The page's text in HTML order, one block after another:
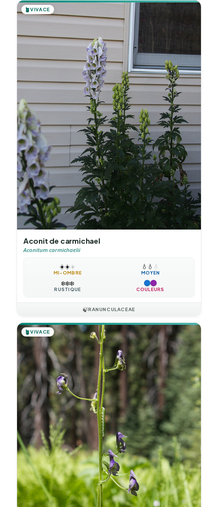
🪴VIVACE
Aconit de carmichael
Aconitum carmichaelii
☀️☀️☀️
MI-OMBRE
💧 💧 💧
MOYEN
❄️❄️❄️
RUSTIQUE COULEURS
🍃RANUNCULACEAE
🪴VIVACE